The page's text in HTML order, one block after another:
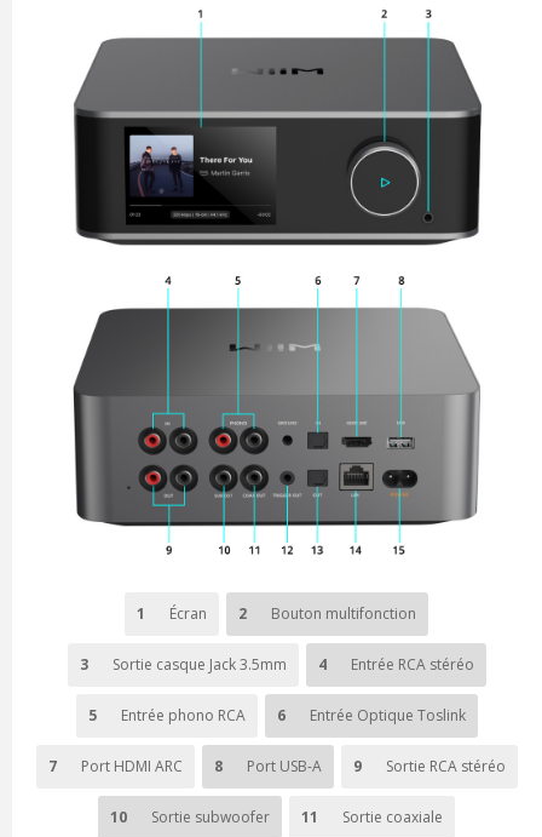
1 Écran 2 Bouton multifonction
3 Sortie casque Jack 3.5mm 4 Entrée RCA stéréo
5 Entrée phono RCA 6 Entrée Optique Toslink
7 Port HDMI ARC 8 Port USB-A 9 Sortie RCA stéréo
10 Sortie subwoofer 11 Sortie coaxiale